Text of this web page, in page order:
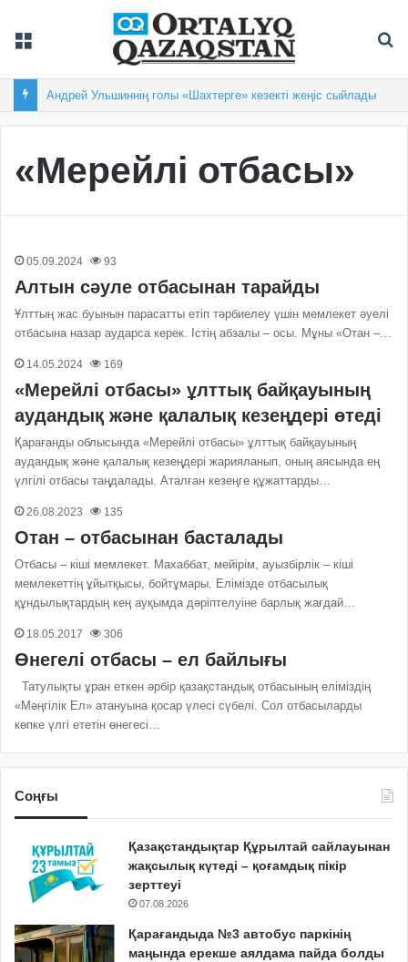
Андрей Ульшиннің голы «Шахтерге» кезекті жеңіс сыйлады
«Мерейлі отбасы»
05.09.2024 93
Алтын сәуле отбасынан тарайды
Ұлттың жас буынын парасатты етіп тәрбиелеу үшін мемлекет әуелі
отбасына назар аударса керек. Істің абзалы – осы. Мұны «Отан –…
14.05.2024 169
«Мерейлі отбасы» ұлттық байқауының
аудандық және қалалық кезеңдері өтеді
Қарағанды облысында «Мерейлі отбасы» ұлттық байқауының
аудандық және қалалық кезеңдері жарияланып, оның аясында ең
үлгілі отбасы таңдалады. Аталған кезеңге құжаттарды…
26.08.2023 135
Отан – отбасынан басталады
Отбасы – кіші мемлекет. Махаббат, мейірім, ауызбірлік – кіші
мемлекеттің ұйытқысы, бойтұмары. Елімізде отбасылық
құндылықтардың кең ауқымда дәріптелуіне барлық жағдай…
18.05.2017 306
Өнегелі отбасы – ел байлығы
Татулықты ұран еткен әрбір қазақстандық отбасының еліміздің
«Мәңгілік Ел» атануына қосар үлесі сүбелі. Сол отбасыларды
көпке үлгі ететін өнегесі…
Соңғы
Қазақстандықтар Құрылтай сайлауынан
жақсылық күтеді – қоғамдық пікір
зерттеуі
07.08.2026
Қарағандыда №3 автобус паркінің
маңында ерекше аялдама пайда болды